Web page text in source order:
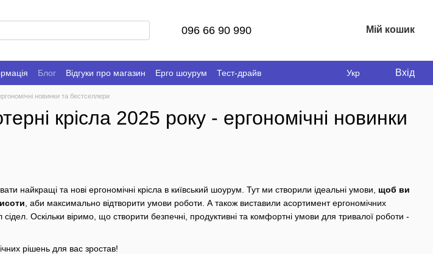
096 66 90 990 Мій кошик
Блог Відгуки про магазин Ерго шоурум
Тест-драйв
Укр Вхід
новинки та бестселлери
крісла 2025 року - ергономічні новинки
найкращі та нові ергономічні крісла в київський шоурум. Тут ми створили ідеальні умови, щоб ви
, аби максимально відтворити умови роботи. А також виставили асортимент ергономічних
сідел. Оскільки віримо, що створити безпечні, продуктивні та комфортні умови для тривалої роботи -
рішень для вас зростав!